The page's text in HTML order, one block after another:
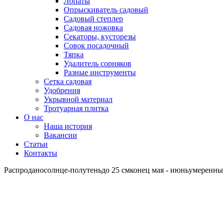
Опрыскиватель садовый
Садовый степлер
Садовая ножовка
Секаторы, кусторезы
Совок посадочный
Тяпка
Удалитель сорняков
Разные инструменты
Сетка садовая
Удобрения
Укрывной материал
Тротуарная плитка
О нас
Наша история
Вакансии
Статьи
Контакты
Распроданосолнце-полутеньдо 25 смконец мая - июнь